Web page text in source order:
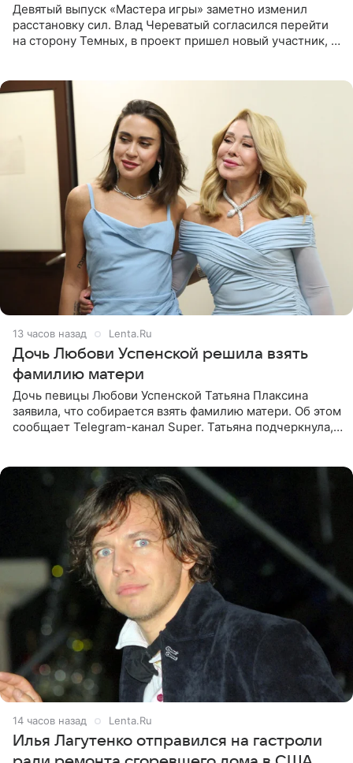
Девятый выпуск «Мастера игры» заметно изменил
расстановку сил. Влад Череватый согласился перейти
на сторону Темных, в проект пришел новый участник, а
13 часов назад Lenta.Ru
Дочь Любови Успенской решила взять
фамилию матери
Дочь певицы Любови Успенской Татьяна Плаксина
заявила, что собирается взять фамилию матери. Об этом
сообщает Telegram-канал Super. Татьяна подчеркнула,
14 часов назад Lenta.Ru
Илья Лагутенко отправился на гастроли